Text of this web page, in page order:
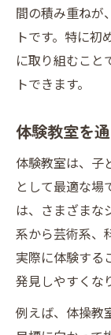
個性
習い
安心して
習い
未経
法
家族
ト
習い
子ど
地域体験
地元
間の積み重ねが
トです。特に
に取り組むこと
トできます。
体験教室を
体験教室は、子
として最適な場
は、さまざまな
系から芸術系、
実際に体験する
発見しやすくな
例えば、体操教